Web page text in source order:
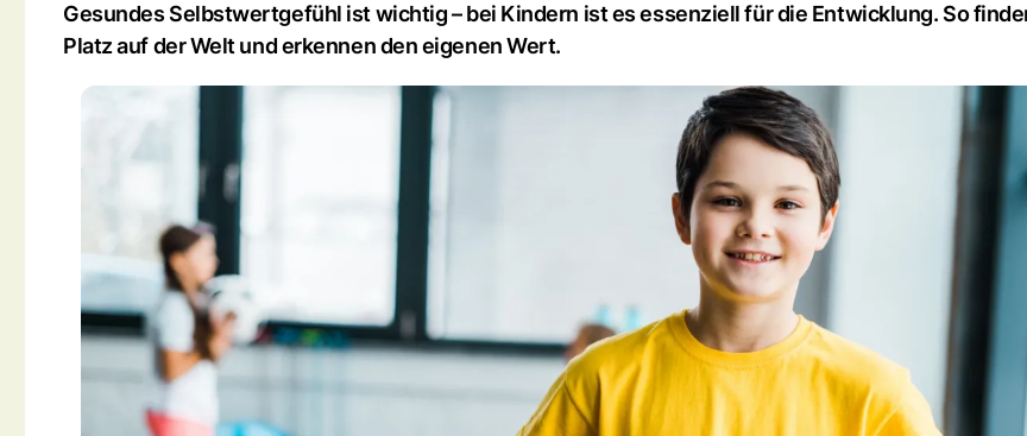
Gesundes Selbstwertgefühl ist wichtig – bei Kindern ist es essenziell für die Entwicklung. So
Platz auf der Welt und erkennen den eigenen Wert.